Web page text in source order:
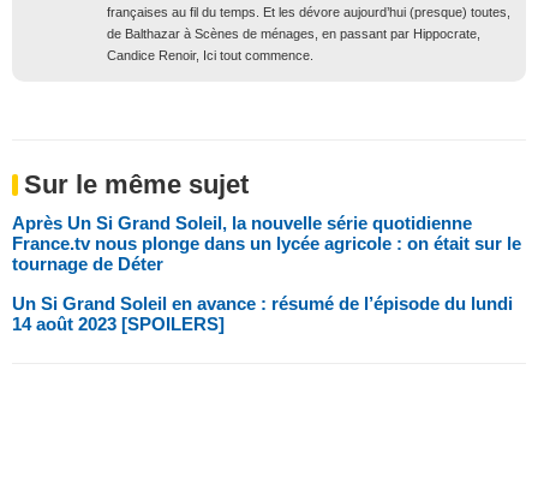
françaises au fil du temps. Et les dévore aujourd’hui (presque) toutes,
de Balthazar à Scènes de ménages, en passant par Hippocrate,
Candice Renoir, Ici tout commence.
Sur le même sujet
Après Un Si Grand Soleil, la nouvelle série quotidienne
France.tv nous plonge dans un lycée agricole : on était sur le
tournage de Déter
Un Si Grand Soleil en avance : résumé de l’épisode du lundi
14 août 2023 [SPOILERS]